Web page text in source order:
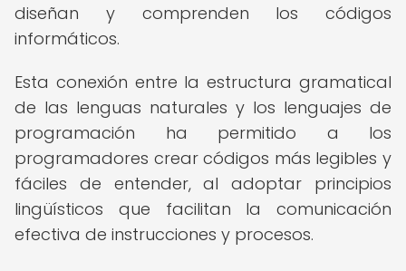
diseñan y comprenden los códigos
informáticos.
Esta conexión entre la estructura gramatical
de las lenguas naturales y los lenguajes de
programación ha permitido a los
programadores crear códigos más legibles y
fáciles de entender, al adoptar principios
lingüísticos que facilitan la comunicación
efectiva de instrucciones y procesos.